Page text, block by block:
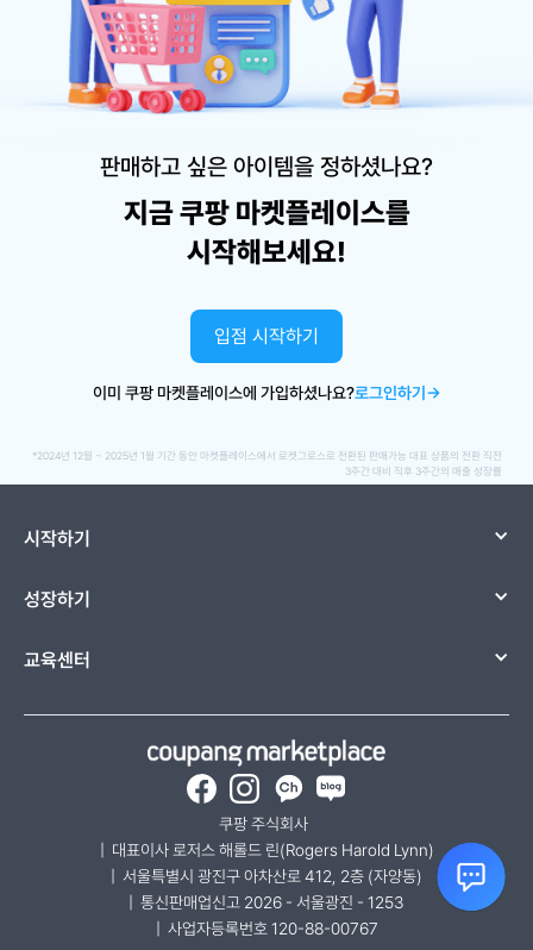
판매하고 싶은 아이템을 정하셨나요?
지금 쿠팡 마켓플레이스를
시작해보세요!
입점 시작하기
이미 쿠팡 마켓플레이스에 가입하셨나요?로그인하기→
*2024년 12월 ~ 2025년 1월 기간 동안 마켓플레이스에서 로켓그로스로 전환된 판매가능 대표 상품의 전환 직전
3주간 대비 직후 3주간의 매출 성장률
시작하기
성장하기
교육센터
Facebook
Instagram
카카오채널-쿠팡 마켓플레
네이버 블로그
|  사업자등록번호 120-88-00767
쿠팡 주식회사
|  대표이사 로저스 해롤드 린(Rogers Harold Lynn)
|  서울특별시 광진구 아차산로 412, 2층 (자양동)
|  통신판매업신고 2026 - 서울광진 - 1253